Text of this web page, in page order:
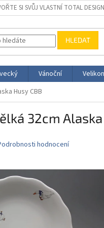
SI SVŮJ VLASTNÍ TOTAL DESIGN
HLEDAT
Vánoční
Husy CBB
32cm Alaska
hodnocení